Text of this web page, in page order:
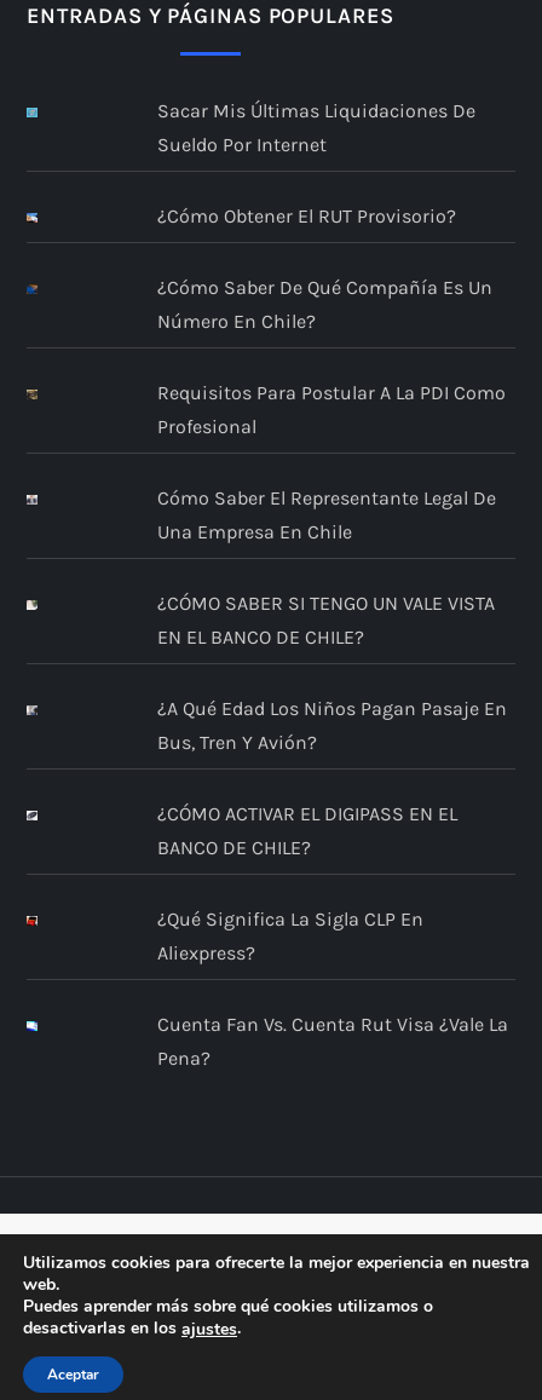
ENTRADAS Y PÁGINAS POPULARES
Sacar Mis Últimas Liquidaciones De
Sueldo Por Internet
¿Cómo Obtener El RUT Provisorio?
¿Cómo Saber De Qué Compañía Es Un
Número En Chile?
Requisitos Para Postular A La PDI Como
Profesional
Cómo Saber El Representante Legal De
Una Empresa En Chile
¿CÓMO SABER SI TENGO UN VALE VISTA
EN EL BANCO DE CHILE?
¿A Qué Edad Los Niños Pagan Pasaje En
Bus, Tren Y Avión?
¿CÓMO ACTIVAR EL DIGIPASS EN EL
BANCO DE CHILE?
¿Qué Significa La Sigla CLP En
Aliexpress?
Cuenta Fan Vs. Cuenta Rut Visa ¿Vale La
Pena?
Utilizamos cookies para ofrecerte la mejor experiencia en nuestra
web.
Puedes aprender más sobre qué cookies utilizamos o
desactivarlas en los ajustes.
Aceptar